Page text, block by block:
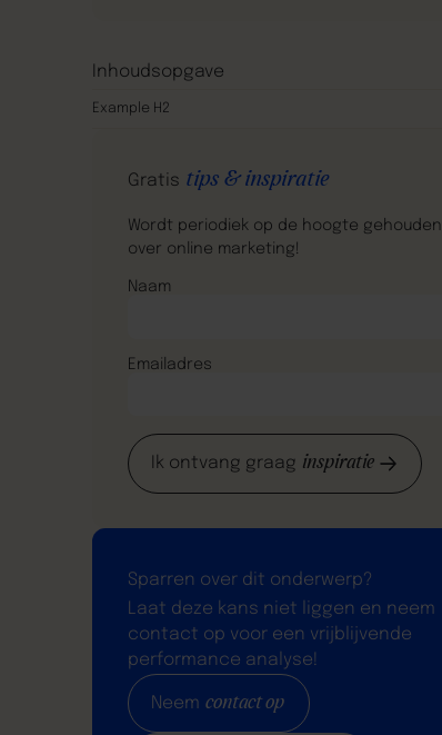
Inhoudsopgave
Example H2
Gratis tips & inspiratie
Wordt periodiek op de hoogte gehouden
over online marketing!
Naam
Emailadres
Ik ontvang graag inspiratie
Sparren over dit onderwerp?
Laat deze kans niet liggen en neem
contact op voor een vrijblijvende
performance analyse!
Neem contact op